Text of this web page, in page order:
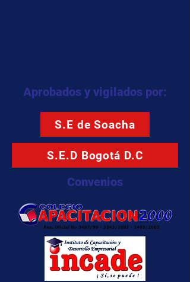
Aprobados y vigilados por:
S.E de Soacha
S.E.D Bogotá D.C
Convenios